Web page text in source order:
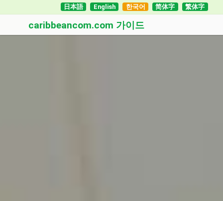
日本語 English 한국어 简体字 繁体字
caribbeancom.com 가이드